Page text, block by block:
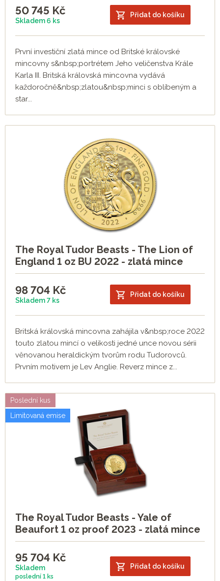
50 745 Kč
Skladem 6 ks
Přidat do košíku
První investiční zlatá mince od Britské královské
mincovny s&nbsp;portrétem Jeho veličenstva Krále
Karla III. Britská královská mincovna vydává
každoročně&nbsp;zlatou&nbsp;minci s oblíbeným a
star...
The Royal Tudor Beasts - The Lion of
England 1 oz BU 2022 - zlatá mince
98 704 Kč
Skladem 7 ks
Přidat do košíku
Britská královská mincovna zahájila v&nbsp;roce 2022
touto zlatou mincí o velikosti jedné unce novou sérii
věnovanou heraldickým tvorům rodu Tudorovců.
Prvním motivem je Lev Anglie. Reverz mince z...
Poslední kus
Limitovaná emise
The Royal Tudor Beasts - Yale of
Beaufort 1 oz proof 2023 - zlatá mince
95 704 Kč
Skladem
poslední 1 ks
Přidat do košíku